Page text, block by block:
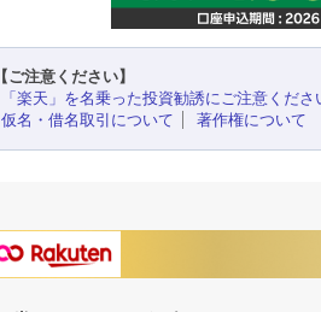
【ご注意ください】
「楽天」を名乗った投資勧誘にご注意くださ
仮名・借名取引について
著作権について